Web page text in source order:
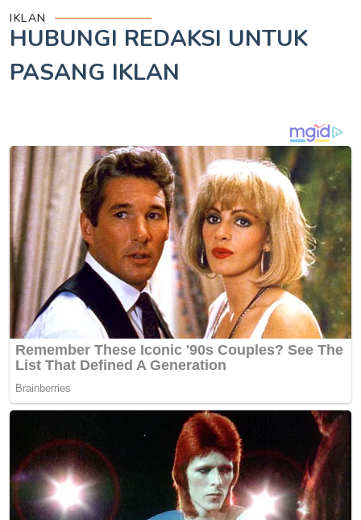
IKLAN
HUBUNGI REDAKSI UNTUK
PASANG IKLAN